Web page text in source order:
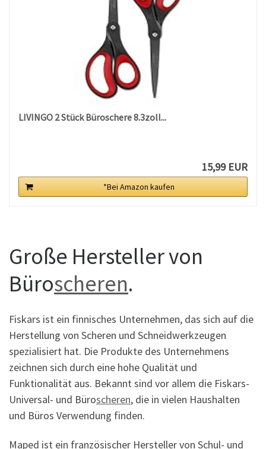
LIVINGO 2 Stück Büroschere 8.3zoll...
15,99 EUR
*Bei Amazon kaufen
Große Hersteller von
Büroscheren.
Fiskars ist ein finnisches Unternehmen, das sich auf die
Herstellung von Scheren und Schneidwerkzeugen
spezialisiert hat. Die Produkte des Unternehmens
zeichnen sich durch eine hohe Qualität und
Funktionalität aus. Bekannt sind vor allem die Fiskars-
Universal- und Büroscheren, die in vielen Haushalten
und Büros Verwendung finden.
Maped ist ein französischer Hersteller von Schul- und